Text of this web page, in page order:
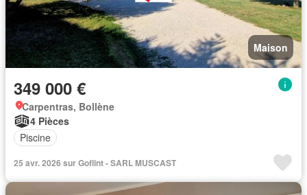
Maison
349 000 €
Carpentras, Bollène
4 Pièces
Piscine
25 avr. 2026 sur Goflint - SARL MUSCAST